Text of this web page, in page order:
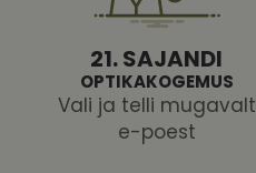
21. SAJANDI
OPTIKAKOGEMUS
Vali ja telli mugavalt
e-poest